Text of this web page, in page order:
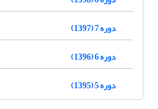
دوره 7 (1397)
دوره 6 (1396)
دوره 5 (1395)